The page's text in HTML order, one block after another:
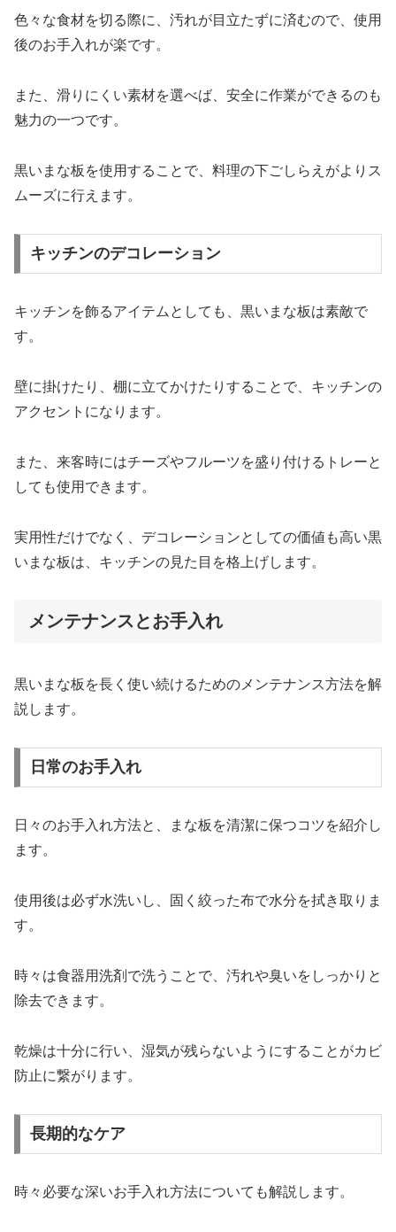
色々な食材を切る際に、汚れが目立たずに済むので、使用
後のお手入れが楽です。
また、滑りにくい素材を選べば、安全に作業ができるのも
魅力の一つです。
黒いまな板を使用することで、料理の下ごしらえがよりス
ムーズに行えます。
キッチンのデコレーション
キッチンを飾るアイテムとしても、黒いまな板は素敵で
す。
壁に掛けたり、棚に立てかけたりすることで、キッチンの
アクセントになります。
また、来客時にはチーズやフルーツを盛り付けるトレーと
しても使用できます。
実用性だけでなく、デコレーションとしての価値も高い黒
いまな板は、キッチンの見た目を格上げします。
メンテナンスとお手入れ
黒いまな板を長く使い続けるためのメンテナンス方法を解
説します。
日常のお手入れ
日々のお手入れ方法と、まな板を清潔に保つコツを紹介し
ます。
使用後は必ず水洗いし、固く絞った布で水分を拭き取りま
す。
時々は食器用洗剤で洗うことで、汚れや臭いをしっかりと
除去できます。
乾燥は十分に行い、湿気が残らないようにすることがカビ
防止に繋がります。
長期的なケア
時々必要な深いお手入れ方法についても解説します。